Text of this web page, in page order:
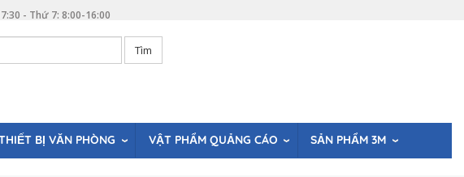
- Thứ 7: 8:00-16:00
Tìm
BỊ VĂN PHÒNG VẬT PHẨM QUẢNG CÁO SẢN PHẨM 3M